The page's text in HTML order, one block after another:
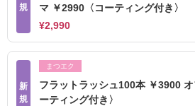
規
マ ￥2990〈コーティング付き〉
¥2,990
新
規
まつエク
フラットラッシュ100本 ￥3900
ーティング付き〉